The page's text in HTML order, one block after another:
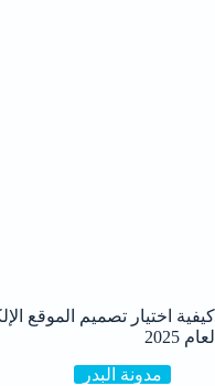
كيفية اختيار تصميم الموقع
لعام 2025
مدونة البدر